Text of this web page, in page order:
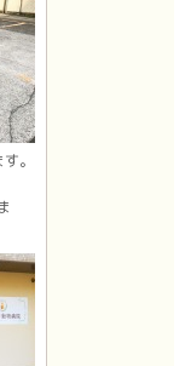
。